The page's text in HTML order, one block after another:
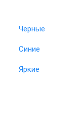
Черные
Синие
Яркие